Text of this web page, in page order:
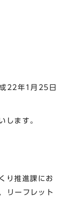
22年1月25日
ます。
り推進課にお
リーフレット